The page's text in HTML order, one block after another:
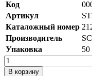
Код
Артикул
Каталожный номер
Производитель
Упаковка
50
В корзину